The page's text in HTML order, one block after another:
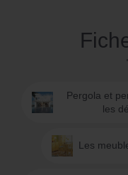
Pergola et
les
Les